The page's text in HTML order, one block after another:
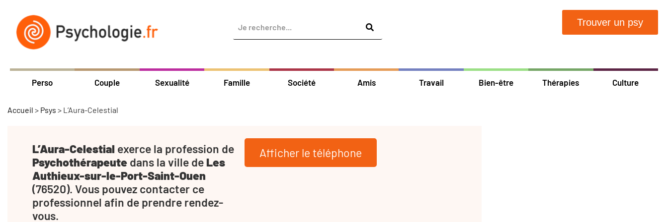
Trouver un psy
Perso Couple Sexualité Famille Société Amis Travail Bien-être Thérapies Culture
Accueil > Psys > L’Aura-Celestial
L’Aura-Celestial exerce la profession de
Psychothérapeute dans la ville de Les
Authieux-sur-le-Port-Saint-Ouen
(76520). Vous pouvez contacter ce
professionnel afin de prendre rendez-
vous.
Afficher le téléphone